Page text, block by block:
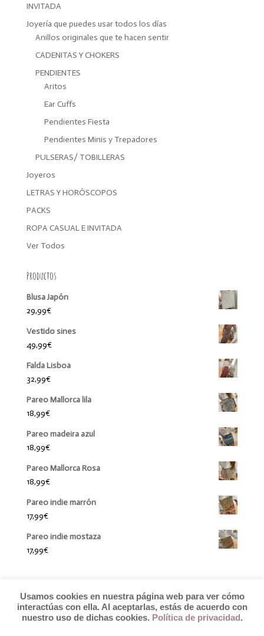
INVITADA
Joyería que puedes usar todos los días
Anillos originales que te hacen sentir
CADENITAS Y CHOKERS
PENDIENTES
Aritos
Ear Cuffs
Pendientes Fiesta
Pendientes Minis y Trepadores
PULSERAS/ TOBILLERAS
Joyeros
LETRAS Y HORÓSCOPOS
PACKS
ROPA CASUAL E INVITADA
Ver Todos
Productos
Blusa Japón
29,99€
Vestido sines
49,99€
Falda Lisboa
32,99€
Pareo Mallorca lila
18,99€
Pareo madeira azul
18,99€
Pareo Mallorca Rosa
18,99€
Pareo indie marrón
17,99€
Pareo indie mostaza
17,99€
Usamos cookies en nuestra página web para ver cómo
interactúas con ella. Al aceptarlas, estás de acuerdo con
nuestro uso de dichas cookies. Política de privacidad .